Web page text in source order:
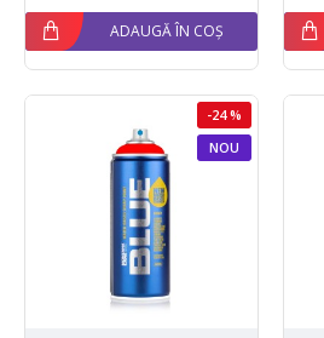
ADAUGĂ ÎN COȘ
NOU
-24 %